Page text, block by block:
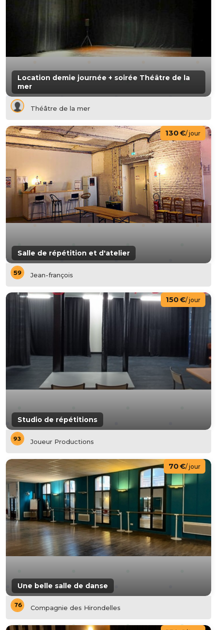
Location demie journée + soirée Théâtre de la
mer
Théâtre de la mer
Salle de répétition et d'atelier
130 €/ jour
Jean-françois
Studio de répétitions
150 €/ jour
Joueur Productions
Une belle salle de danse
70 €/ jour
Compagnie des Hirondelles